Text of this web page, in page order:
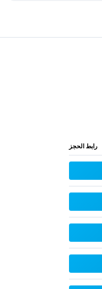
رابط الحجز